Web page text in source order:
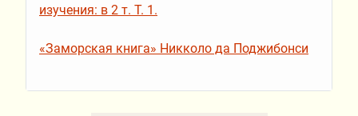
изучения: в 2 т. Т. 1.
«Заморская книга» Никколо да Поджибонси